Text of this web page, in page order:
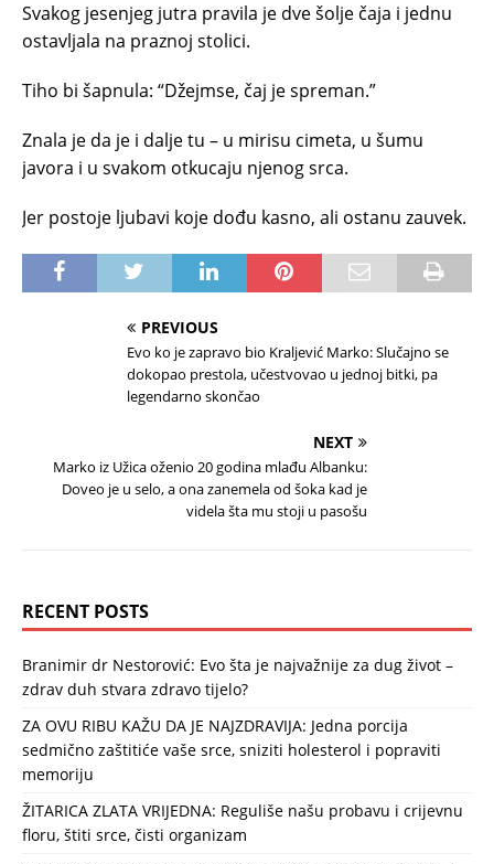
Svakog jesenjeg jutra pravila je dve šolje čaja i jednu
ostavljala na praznoj stolici.
Tiho bi šapnula: “Džejmse, čaj je spreman.”
Znala je da je i dalje tu – u mirisu cimeta, u šumu
javora i u svakom otkucaju njenog srca.
Jer postoje ljubavi koje dođu kasno, ali ostanu zauvek.
PREVIOUS
Evo ko je zapravo bio Kraljević Marko: Slučajno se
dokopao prestola, učestvovao u jednoj bitki, pa
legendarno skončao
NEXT
Marko iz Užica oženio 20 godina mlađu Albanku:
Doveo je u selo, a ona zanemela od šoka kad je
videla šta mu stoji u pasošu
RECENT POSTS
Branimir dr Nestorović: Evo šta je najvažnije za dug život –
zdrav duh stvara zdravo tijelo?
ZA OVU RIBU KAŽU DA JE NAJZDRAVIJA: Jedna porcija
sedmično zaštitiće vaše srce, sniziti holesterol i popraviti
memoriju
ŽITARICA ZLATA VRIJEDNA: Reguliše našu probavu i crijevnu
floru, štiti srce, čisti organizam